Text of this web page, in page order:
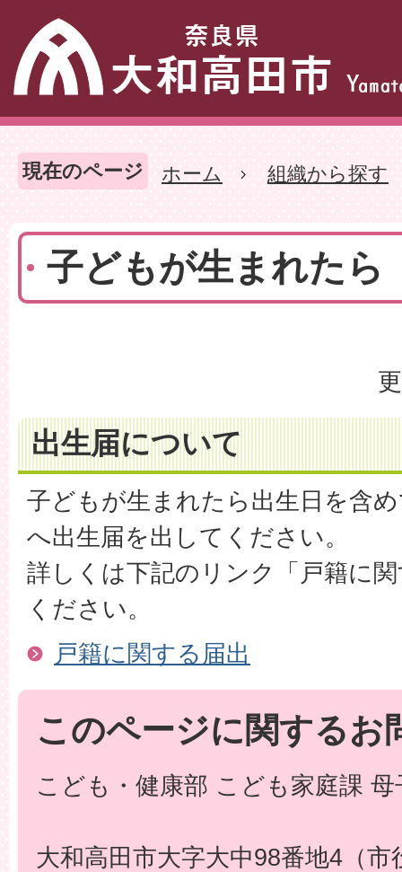
現在のページ ホーム 組織から探す
子どもが生まれたら
出生届について
子どもが生まれたら出生日を含
へ出生届を出してください。
詳しくは下記のリンク「戸籍に
ください。
戸籍に関する届出
このページに関するお
こども・健康部 こども家庭課 母
大和高田市大字大中98番地4（市